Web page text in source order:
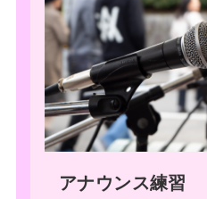
アナウンス練習